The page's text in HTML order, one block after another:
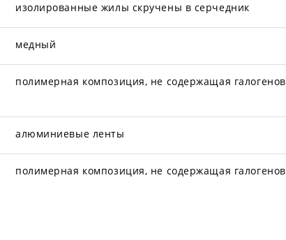
изолированные жилы скручены в серчедник
медный
полимерная композиция, не содержащая галогенов
алюминиевые ленты
полимерная композиция, не содержащая галогенов